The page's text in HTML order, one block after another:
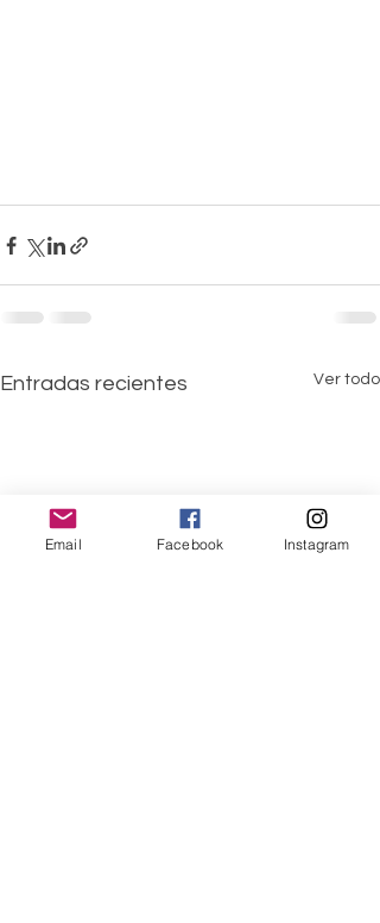
Entradas recientes Ver todo
Email Facebook Instagram